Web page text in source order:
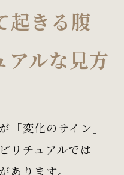
起きる腹
アルな見方
「変化のサイン」
リチュアルでは
あります。